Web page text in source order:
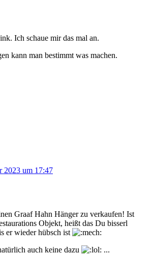
Ich schaue mir das mal an.
kann man bestimmt was machen.
2023 um 17:47
Graaf Hahn Hänger zu verkaufen! Ist
Objekt, heißt das Du bisserl
er wieder hübsch ist
auch keine dazu
...